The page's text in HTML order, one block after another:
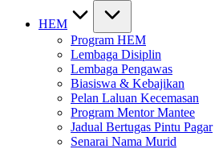
HEM
Program HEM
Lembaga Disiplin
Lembaga Pengawas
Biasiswa & Kebajikan
Pelan Laluan Kecemasan
Program Mentor Mantee
Jadual Bertugas Pintu Pagar
Senarai Nama Murid